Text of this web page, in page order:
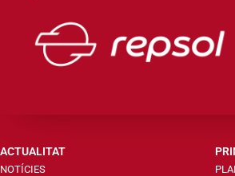
ACTUALITAT
NOTÍCIES